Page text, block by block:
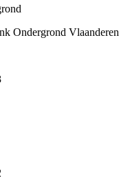
Ondergrond Vlaanderen